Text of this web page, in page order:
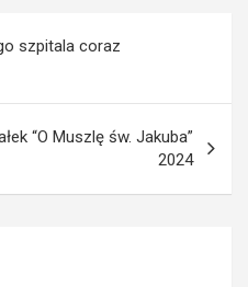
szpitala coraz
“O Muszlę św. Jakuba”
2024